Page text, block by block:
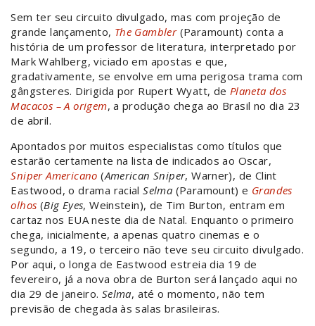
Sem ter seu circuito divulgado, mas com projeção de
grande lançamento, The Gambler(Paramount) conta a
história de um professor de literatura, interpretado por
Mark Wahlberg, viciado em apostas e que,
gradativamente, se envolve em uma perigosa trama com
gângsteres. Dirigida por Rupert Wyatt, de Planeta dos
Macacos – A origem, a produção chega ao Brasil no dia 23
de abril.
Apontados por muitos especialistas como títulos que
estarão certamente na lista de indicados ao Oscar,
Sniper Americano (American Sniper, Warner), de Clint
Eastwood, o drama racialSelma (Paramount) e Grandes
olhos (Big Eyes, Weinstein), de Tim Burton, entram em
cartaz nos EUA neste dia de Natal. Enquanto o primeiro
chega, inicialmente, a apenas quatro cinemas e o
segundo, a 19, o terceiro não teve seu circuito divulgado.
Por aqui, o longa de Eastwood estreia dia 19 de
fevereiro, já a nova obra de Burton será lançado aqui no
dia 29 de janeiro. Selma, até o momento, não tem
previsão de chegada às salas brasileiras.